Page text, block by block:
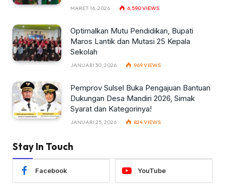
MARET 16, 2026 6,590VIEWS
Optimalkan Mutu Pendidikan, Bupati
Maros Lantik dan Mutasi 25 Kepala
Sekolah
JANUARI 30, 2026 969VIEWS
Pemprov Sulsel Buka Pengajuan Bantuan
Dukungan Desa Mandiri 2026, Simak
Syarat dan Kategorinya!
JANUARI 25, 2026 824VIEWS
Stay In Touch
Facebook YouTube